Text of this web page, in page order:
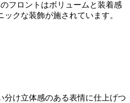
フロントはボリュームと装着感
クな装飾が施されています。
分け立体感のある表情に仕上げつ